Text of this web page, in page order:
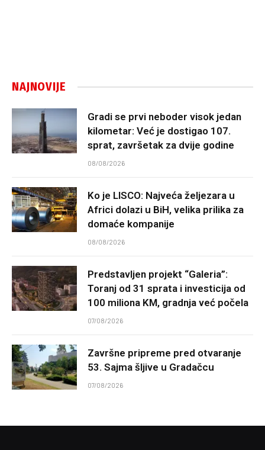
NAJNOVIJE
Gradi se prvi neboder visok jedan
kilometar: Već je dostigao 107.
sprat, završetak za dvije godine
08/08/2026
Ko je LISCO: Najveća željezara u
Africi dolazi u BiH, velika prilika za
domaće kompanije
08/08/2026
Predstavljen projekt “Galeria”:
Toranj od 31 sprata i investicija od
100 miliona KM, gradnja već počela
07/08/2026
Završne pripreme pred otvaranje
53. Sajma šljive u Gradačcu
07/08/2026